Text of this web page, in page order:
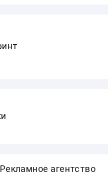
агентство